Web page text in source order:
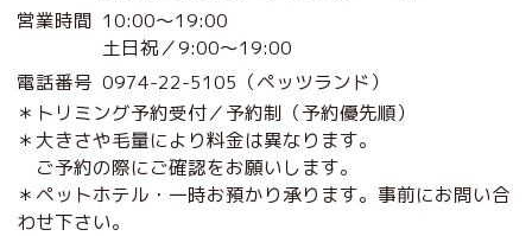
営業時間 10:00〜19:00
土日祝／9:00〜19:00
電話番号 0974-22-5105（ペッツランド）
＊トリミング予約受付／予約制（予約優先順）
＊大きさや毛量により料金は異なります。
ご予約の際にご確認をお願いします。
＊ペットホテル・一時お預かり承ります。事前にお問い合
わせ下さい。